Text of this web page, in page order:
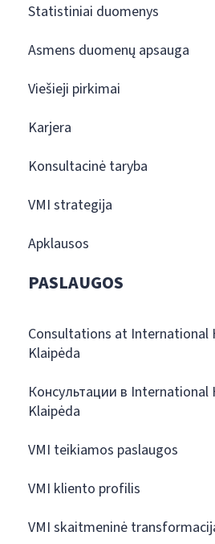
Statistiniai duomenys
Asmens duomenų apsauga
Viešieji pirkimai
Karjera
Konsultacinė taryba
VMI strategija
Apklausos
PASLAUGOS
Consultations at International
Klaipėda
Консультации в International
Klaipėda
VMI teikiamos paslaugos
VMI kliento profilis
VMI skaitmeninė